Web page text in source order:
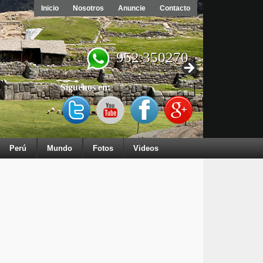
Inicio Nosotros Anuncie Contacto
952 350270
Síguenos en:
Perú Mundo Fotos Videos